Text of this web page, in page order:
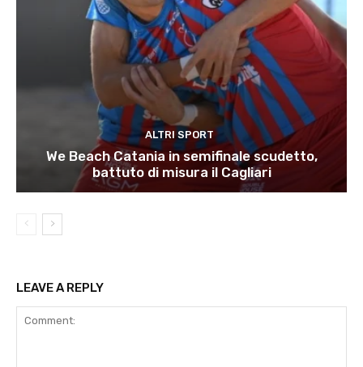
ALTRI SPORT
We Beach Catania in semifinale scudetto,
battuto di misura il Cagliari
LEAVE A REPLY